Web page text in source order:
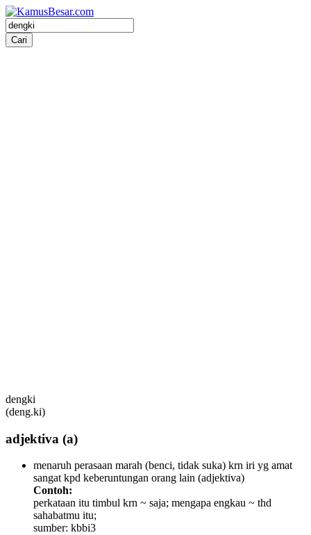
dengki
(deng.ki)
adjektiva (a)
menaruh perasaan marah (benci, tidak suka) krn iri yg amat
sangat kpd keberuntungan orang lain (adjektiva)
Contoh:
perkataan itu timbul krn ~ saja; mengapa engkau ~ thd
sahabatmu itu;
sumber: kbbi3